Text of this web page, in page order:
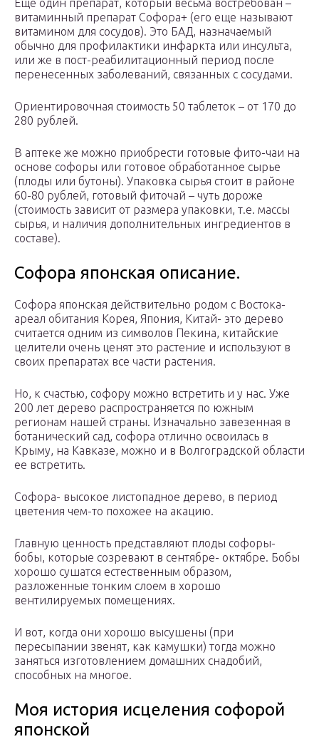
Еще один препарат, который весьма востребован –
витаминный препарат Софора+ (его еще называют
витамином для сосудов). Это БАД, назначаемый
обычно для профилактики инфаркта или инсульта,
или же в пост-реабилитационный период после
перенесенных заболеваний, связанных с сосудами.
Ориентировочная стоимость 50 таблеток – от 170 до
280 рублей.
В аптеке же можно приобрести готовые фито-чаи на
основе софоры или готовое обработанное сырье
(плоды или бутоны). Упаковка сырья стоит в районе
60-80 рублей, готовый фиточай – чуть дороже
(стоимость зависит от размера упаковки, т.е. массы
сырья, и наличия дополнительных ингредиентов в
составе).
Софора японская описание.
Софора японская действительно родом с Востока-
ареал обитания Корея, Япония, Китай- это дерево
считается одним из символов Пекина, китайские
целители очень ценят это растение и используют в
своих препаратах все части растения.
Но, к счастью, софору можно встретить и у нас. Уже
200 лет дерево распространяется по южным
регионам нашей страны. Изначально завезенная в
ботанический сад, софора отлично освоилась в
Крыму, на Кавказе, можно и в Волгоградской области
ее встретить.
Софора- высокое листопадное дерево, в период
цветения чем-то похожее на акацию.
Главную ценность представляют плоды софоры-
бобы, которые созревают в сентябре- октябре. Бобы
хорошо сушатся естественным образом,
разложенные тонким слоем в хорошо
вентилируемых помещениях.
И вот, когда они хорошо высушены (при
пересыпании звенят, как камушки) тогда можно
заняться изготовлением домашних снадобий,
способных на многое.
Моя история исцеления софорой
японской